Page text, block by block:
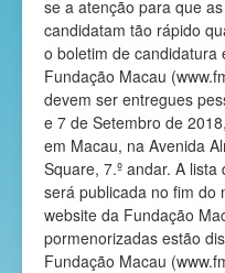
se a atenção para que
candidatam tão rápido
o boletim de candidatura
Fundação Macau (
devem ser entregues
e 7 de Setembro de
em Macau, na Avenida
Square, 7.º andar. A
será publicada no fim do
website da Fundação
pormenorizadas estão
Fundação Macau (